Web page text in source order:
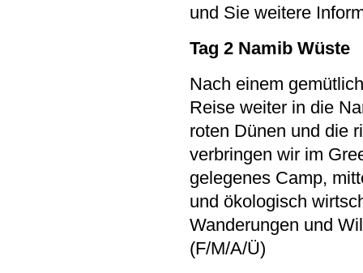
und Sie weitere
Tag 2 Namib Wüste
Nach einem
Reise weiter in die
roten Dünen und die
verbringen wir im
gelegenes Camp,
und ökologisch
Wanderungen und
(F/M/A/Ü)